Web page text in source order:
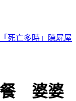
關鍵」 估這時起緩
餐 婆婆